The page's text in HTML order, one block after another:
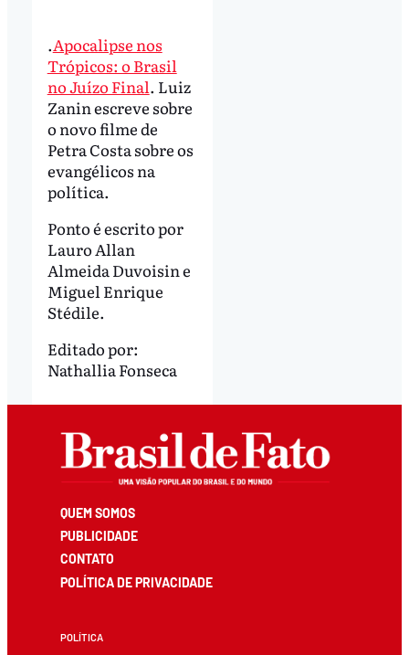
.Apocalipse nos
Trópicos: o Brasil
no Juízo Final. Luiz
Zanin escreve sobre
o novo filme de
Petra Costa sobre os
evangélicos na
política.
Ponto é escrito por
Lauro Allan
Almeida Duvoisin e
Miguel Enrique
Stédile.
Editado por:
Nathallia Fonseca
QUEM SOMOS
PUBLICIDADE
CONTATO
POLÍTICA DE PRIVACIDADE
POLÍTICA